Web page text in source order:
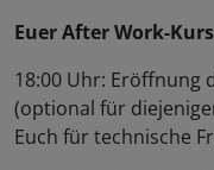
Euer After Work-
18:00 Uhr: Eröffnung
(optional für
Euch für technische